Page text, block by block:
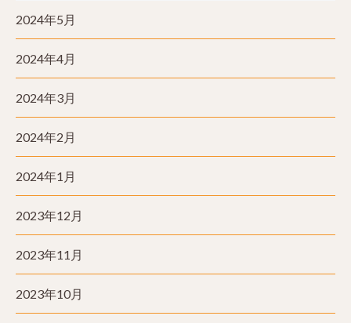
2024年5月
2024年4月
2024年3月
2024年2月
2024年1月
2023年12月
2023年11月
2023年10月